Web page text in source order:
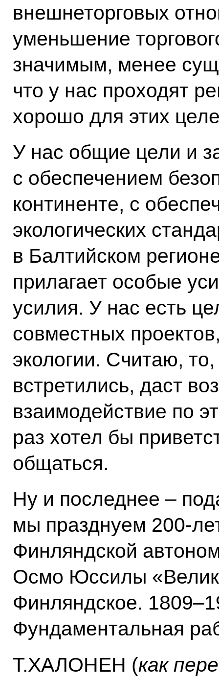
внешнеторговых
уменьшение
значимым, менее
что у нас проходят
хорошо для этих
У нас общие цели и
с обеспечением
континенте, с
экологических
в Балтийском
прилагает особые
усилия. У нас есть
совместных
экологии. Считаю,
встретились, даст
взаимодействие по
раз хотел бы
общаться.
Ну и последнее –
мы празднуем 200-
Финляндской
Осмо Юссилы
Финляндское.
Фундаментальная
Т.ХАЛОНЕН (как